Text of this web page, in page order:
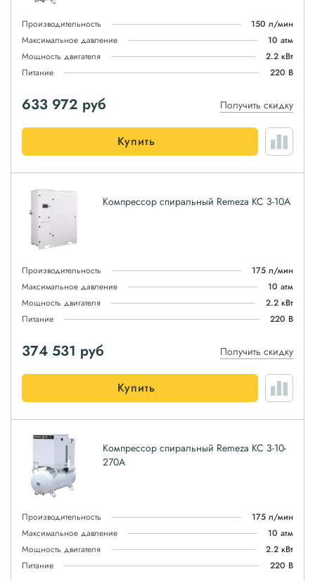
Производительность
150 л/мин
Максимальное давление
10 атм
Мощность двигателя
2.2 кВт
Питание
220 В
633 972 руб Получить скидку
Купить
Компрессор спиральный Remeza КС 3-10А
Производительность
175 л/мин
Максимальное давление
10 атм
Мощность двигателя
2.2 кВт
Питание
220 В
374 531 руб Получить скидку
Купить
Компрессор спиральный Remeza КС 3-10-
270А
Производительность
175 л/мин
Максимальное давление
10 атм
Мощность двигателя
2.2 кВт
Питание
220 В